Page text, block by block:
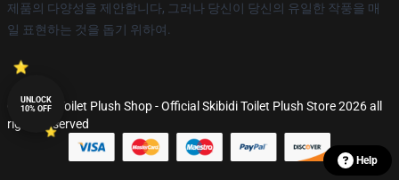
제품의 다양성을 제안합니다, 그러나 당신이 당신의 유일한 작풍을 매
일 표현하는 것을 돕기 위하여.
© Skibidi Toilet Plush Shop - Official Skibidi Toilet Plush Store 2026 all
rights reserved
Help
UNLOCK
10% OFF